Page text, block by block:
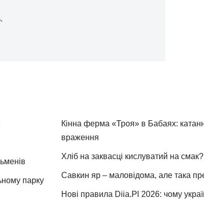
.
парку
Кінна ферма «Троя» в Бабаях:
враження
Хліб на заквасці кислуватий на
Савкин яр – маловідома, але така
Нові правила Diia.Pl 2026: чому